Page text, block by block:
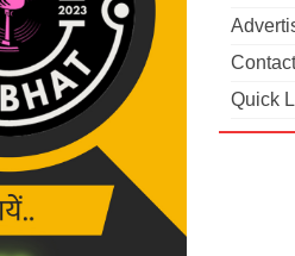
Contact
Quick